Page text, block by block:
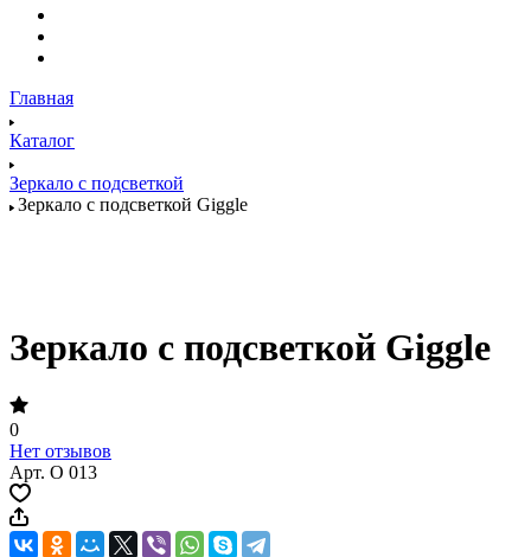
Главная
Каталог
Зеркало с подсветкой
Зеркало с подсветкой Giggle
Зеркало с подсветкой Giggle
0
Нет отзывов
Арт. О 013